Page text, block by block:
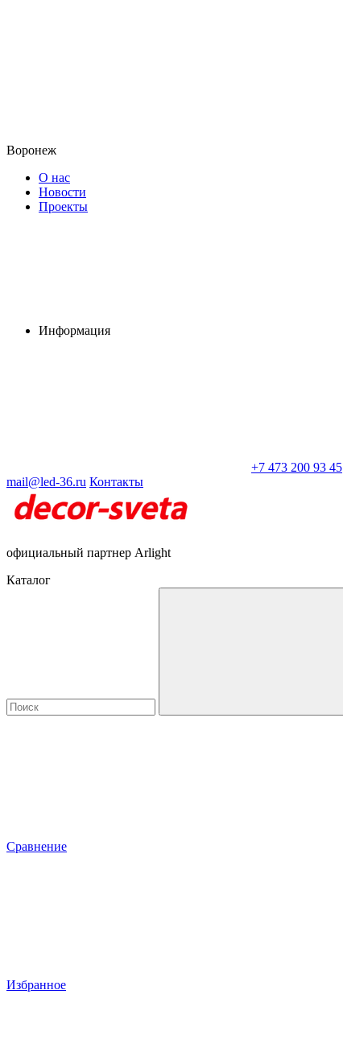
Воронеж
О нас
Новости
Проекты
Информация
+7 473 200 93 45
mail@led-36.ru Контакты
официальный партнер Arlight
Каталог
Сравнение
Избранное